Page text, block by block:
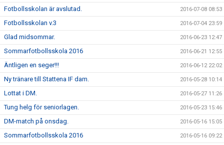
Fotbollsskolan är avslutad. 2016-07-08 08:53
Fotbollsskolan v.3 2016-07-04 23:59
Glad midsommar. 2016-06-23 12:47
Sommarfotbollsskola 2016 2016-06-21 12:55
Äntligen en seger!!! 2016-06-12 22:02
Ny tränare till Stattena IF dam. 2016-05-28 10:14
Lottat i DM. 2016-05-27 11:26
Tung helg för seniorlagen. 2016-05-23 15:46
DM-match på onsdag. 2016-05-16 15:05
Sommarfotbollsskola 2016 2016-05-16 09:22